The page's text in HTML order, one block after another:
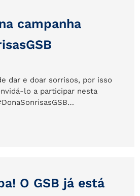
campanha
dar e doar sorrisos, por isso
lo a participar nesta
O GSB já está